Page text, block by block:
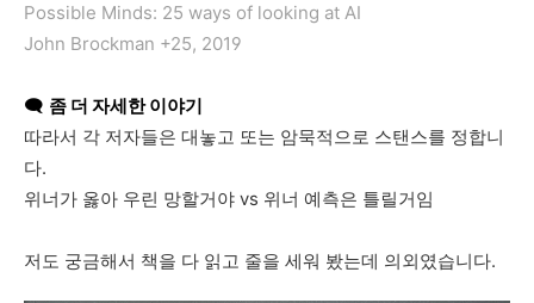
Possible Minds: 25 ways of looking at AI
John Brockman +25, 2019
🗨️ 좀 더 자세한 이야기
따라서 각 저자들은 대놓고 또는 암묵적으로 스탠스를 정합니
다.
위너가 옳아 우린 망할거야 vs 위너 예측은 틀릴거임
저도 궁금해서 책을 다 읽고 줄을 세워 봤는데 의외였습니다.